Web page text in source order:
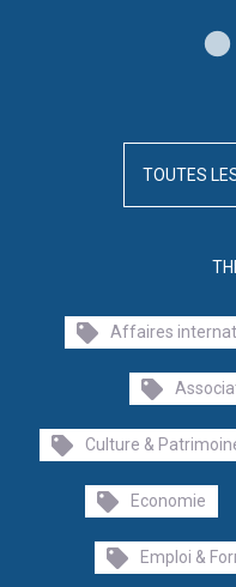
Affaires
Culture &
Economie
Emploi &
TOUTES